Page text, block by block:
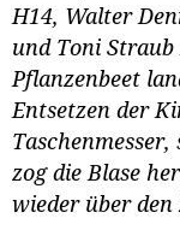
H14, Walter
und Toni
Pflanzenbeet
Entsetzen der
zog die Blase
wieder über